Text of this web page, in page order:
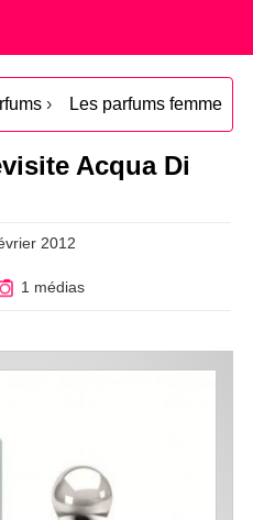
› Les parfums femme
Acqua Di
2012
1 médias